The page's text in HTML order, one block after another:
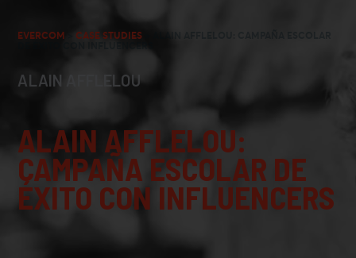
EVERCOM CASE STUDIES
ALAIN AFFLELOU
ALAIN AFFLELOU:
CAMPAÑA ESCOLAR DE
ÉXITO CON INFLUENCERS